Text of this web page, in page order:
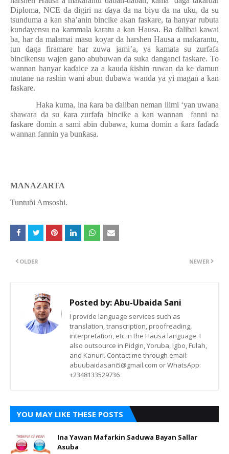
Diploma, NCE da digiri na ɗaya da na biyu da na uku, da su
tsunduma a kan sha’anin bincike akan faskare, ta hanyar rubuta
kundayensu na kammala karatu a kan Hausa. Ba ɗalibai kawai
ba, har da malamai masu koyar da harshen Hausa a makarantu,
tun daga firamare har zuwa jami’a, ya kamata su zurfafa
bincikensu wajen gano abubuwan da suka danganci faskare. To
wannan hanyar kaɗaice za a kauda ƙishin ruwan da ke damun
mutane na rashin wani abun dubawa wanda ya yi magan a kan
faskare.
Haka kuma, ina ƙara baɗaliban neman ilimi ‘yan uwana
shawara da su ƙara zurfafa bincike a kan wannan
fanni na
faskare domin a sami abin dubawa, kuma domin a ƙara faɗaɗa
wannan fannin ya bunƙasa.
MANAZARTA
Tuntuɓi Amsoshi.
NEWER
OLDER
Posted by:Abu-Ubaida Sani
I provide language services such as
translation, transcription, proofreading,
interpretation, etc in the Hausa language. I
also outsource in Pidgin, Yoruba, Igbo, Fulah,
and Kanuri. Contact me through email:
abuubaidasani5@gmail.com or WhatsApp:
+2348133529736
YOU MAY LIKE THESE POSTS
Ina Yawan Mafarkin Saduwa Bayan Sallar
Asuba